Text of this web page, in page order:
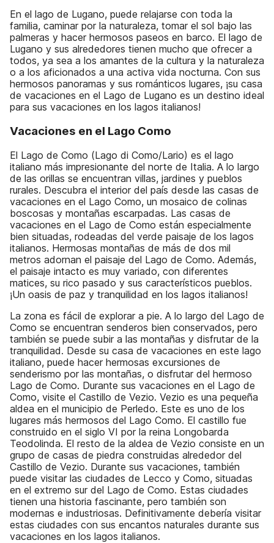
En el lago de Lugano, puede relajarse con toda la
familia, caminar por la naturaleza, tomar el sol bajo las
palmeras y hacer hermosos paseos en barco. El lago de
Lugano y sus alrededores tienen mucho que ofrecer a
todos, ya sea a los amantes de la cultura y la naturaleza
o a los aficionados a una activa vida nocturna. Con sus
hermosos panoramas y sus románticos lugares, ¡su casa
de vacaciones en el Lago de Lugano es un destino ideal
para sus vacaciones en los lagos italianos!
Vacaciones en el Lago Como
El Lago de Como (Lago di Como/Lario) es el lago
italiano más impresionante del norte de Italia. A lo largo
de las orillas se encuentran villas, jardines y pueblos
rurales. Descubra el interior del país desde las casas de
vacaciones en el Lago Como, un mosaico de colinas
boscosas y montañas escarpadas. Las casas de
vacaciones en el Lago de Como están especialmente
bien situadas, rodeadas del verde paisaje de los lagos
italianos. Hermosas montañas de más de dos mil
metros adornan el paisaje del Lago de Como. Además,
el paisaje intacto es muy variado, con diferentes
matices, su rico pasado y sus característicos pueblos.
¡Un oasis de paz y tranquilidad en los lagos italianos!
La zona es fácil de explorar a pie. A lo largo del Lago de
Como se encuentran senderos bien conservados, pero
también se puede subir a las montañas y disfrutar de la
tranquilidad. Desde su casa de vacaciones en este lago
italiano, puede hacer hermosas excursiones de
senderismo por las montañas, o disfrutar del hermoso
Lago de Como. Durante sus vacaciones en el Lago de
Como, visite el Castillo de Vezio. Vezio es una pequeña
aldea en el municipio de Perledo. Este es uno de los
lugares más hermosos del Lago Como. El castillo fue
construido en el siglo VI por la reina Longobarda
Teodolinda. El resto de la aldea de Vezio consiste en un
grupo de casas de piedra construidas alrededor del
Castillo de Vezio. Durante sus vacaciones, también
puede visitar las ciudades de Lecco y Como, situadas
en el extremo sur del Lago de Como. Estas ciudades
tienen una historia fascinante, pero también son
modernas e industriosas. Definitivamente debería visitar
estas ciudades con sus encantos naturales durante sus
vacaciones en los lagos italianos.